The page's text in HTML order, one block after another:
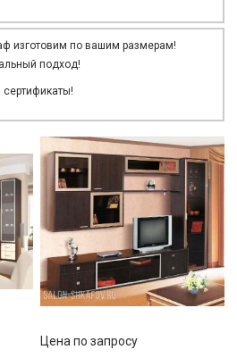
изготовим по вашим размерам!
подход!
сертификаты!
Цена по запросу